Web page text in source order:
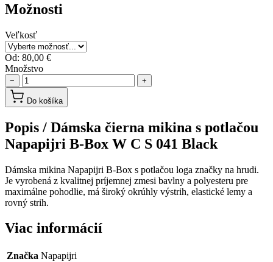
Možnosti
Veľkosť
Od: 80,00 €
Množstvo
− +
Do košíka
Popis / Dámska čierna mikina s potlačou
Napapijri B-Box W C S 041 Black
Dámska mikina Napapijri B-Box s potlačou loga značky na hrudi.
Je vyrobená z kvalitnej príjemnej zmesi bavlny a polyesteru pre
maximálne pohodlie, má široký okrúhly výstrih, elastické lemy a
rovný strih.
Viac informácií
Značka Napapijri